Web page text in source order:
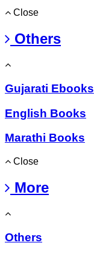
Close
Others
Gujarati Ebooks
English Books
Marathi Books
Close
More
Others